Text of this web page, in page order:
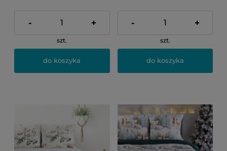
- +
szt.
do koszyka
- +
szt.
do koszyka